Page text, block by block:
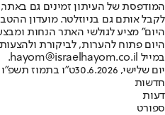
המודפסת של העיתון זמינים גם
לקבל אותם גם בניוזלטר. מועדון
היום" מציע לגולשי האתר הנחות
היום פתוח להערות, לביקורת
במייל hayom@israelhayom.co.il.
יום שלישי, 30.6.2026
ט"ו בתמוז תשפ"ו
חדשות
דעות
ספורט